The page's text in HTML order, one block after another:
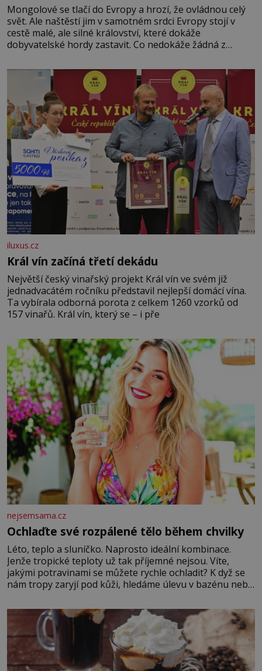
Mongolové se tlačí do Evropy a hrozí, že ovládnou celý
svět. Ale naštěstí jim v samotném srdci Evropy stojí v
cestě malé, ale silné království, které dokáže
dobyvatelské hordy zastavit. Co nedokáže žádná z
král. Nebo že by ne? Mongolové od roku 1223 postupují
podél Kaspického a Azovského moře,
iluxus.cz
Král vín začíná třetí dekádu
Největší český vinařský projekt Král vín ve svém již
jednadvacátém ročníku představil nejlepší domácí vína.
Ta vybírala odborná porota z celkem 1260 vzorků od
157 vinařů. Král vín, který se – i pře
nejsemsama.cz
Ochlaďte své rozpálené tělo během chvilky
Léto, teplo a sluníčko. Naprosto ideální kombinace.
Jenže tropické teploty už tak příjemné nejsou. Víte,
jakými potravinami se můžete rychle ochladit? K dyž se
nám tropy zaryjí pod kůži, hledáme úlevu v bazénu nebo
blízkosti. Nemusíte však zoufat. Pokud budete mít
promyšlený jídelníček, žadné pařáky si na vás